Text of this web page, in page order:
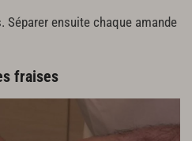
Séparer ensuite chaque amande
fraises